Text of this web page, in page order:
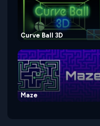
Curve Ball 3D
Maze